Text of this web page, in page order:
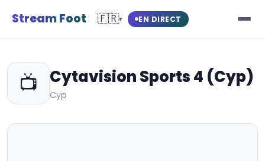
Stream Foot 🇫🇷▾ EN DIRECT
📺 Cytavision Sports 4 (Cyp)
Cyp